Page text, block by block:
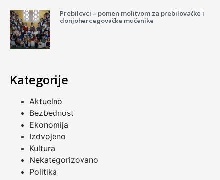
Prebilovci – pomen molitvom za prebilovačke i
donjohercegovačke mučenike
Kategorije
Aktuelno
Bezbednost
Ekonomija
Izdvojeno
Kultura
Nekategorizovano
Politika